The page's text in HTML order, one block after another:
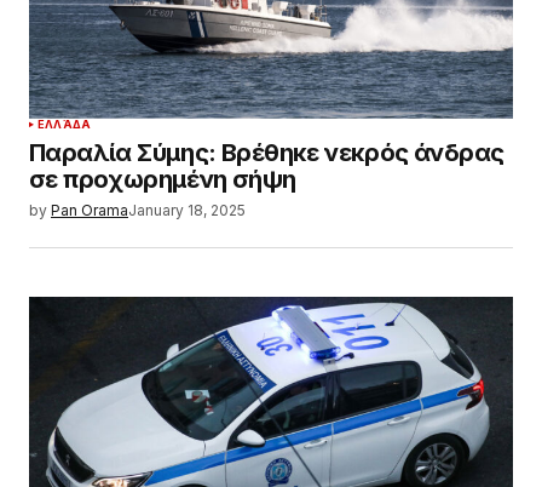
ΕΛΛΆΔΑ
Παραλία Σύμης: Βρέθηκε νεκρός άνδρας
σε προχωρημένη σήψη
by Pan OramaJanuary 18, 2025